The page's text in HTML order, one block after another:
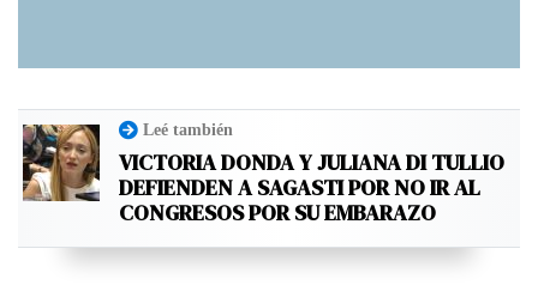
Leé también
VICTORIA DONDA Y JULIANA DI TULLIO
DEFIENDEN A SAGASTI POR NO IR AL
CONGRESOS POR SU EMBARAZO